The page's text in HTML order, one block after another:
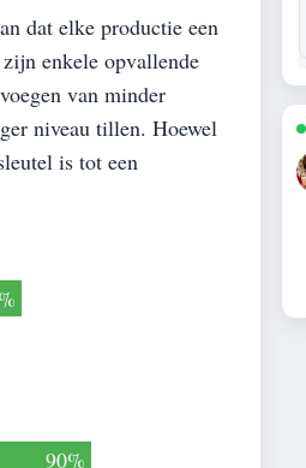
dat elke productie een
enkele opvallende
van minder
niveau tillen. Hoewel
is tot een
90%